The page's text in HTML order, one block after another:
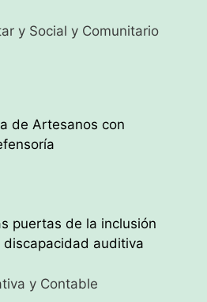
y Social y Comunitario
de Artesanos con
puertas de la inclusión
auditiva
y Contable